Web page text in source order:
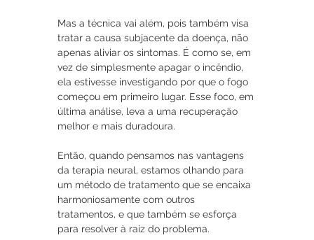
Mas a técnica vai além, pois também visa
tratar a causa subjacente da doença, não
apenas aliviar os sintomas. É como se, em
vez de simplesmente apagar o incêndio,
ela estivesse investigando por que o fogo
começou em primeiro lugar. Esse foco, em
última análise, leva a uma recuperação
melhor e mais duradoura.
Então, quando pensamos nas vantagens
da terapia neural, estamos olhando para
um método de tratamento que se encaixa
harmoniosamente com outros
tratamentos, e que também se esforça
para resolver à raiz do problema.